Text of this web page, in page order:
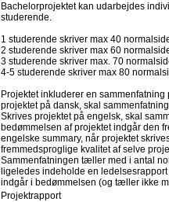
Bachelorprojektet kan udarbejdes
studerende.
1 studerende skriver max 40
2 studerende skriver max 60
3 studerende skriver max. 70
4-5 studerende skriver max 80
Projektet inkluderer en
projektet på dansk, skal
Skrives projektet på engelsk, skal
bedømmelsen af projektet indgår den
engelske summary, når projektet
fremmedsproglige kvalitet af selve
Sammenfatningen tæller med i antal
ligeledes indeholde en
indgår i bedømmelsen (og tæller ikke
Projektrapport